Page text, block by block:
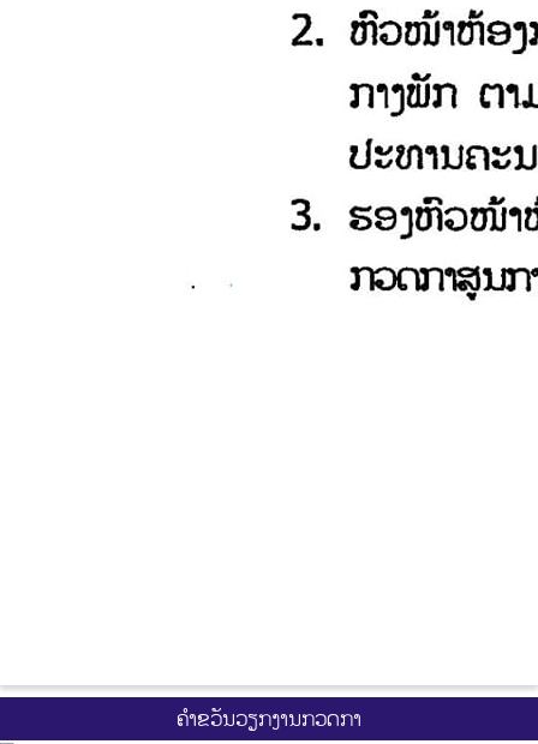
ຄຳຂວັນວຽກງານກວດກາ